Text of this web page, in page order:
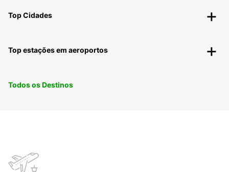
Top Cidades
Top estações em aeroportos
Todos os Destinos